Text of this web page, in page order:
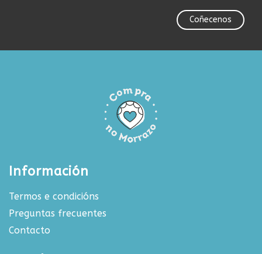
Coñecenos
Información
Termos e condicións
Preguntas frecuentes
Contacto